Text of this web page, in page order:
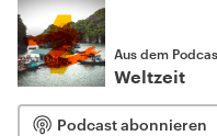
Aus dem
Weltzeit
Podcast abonnieren